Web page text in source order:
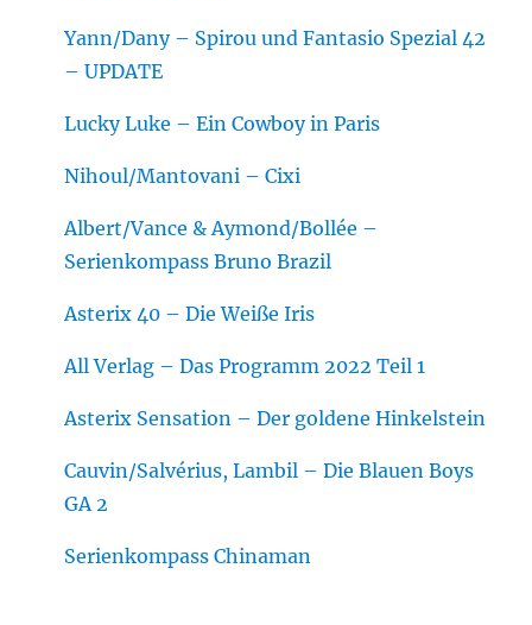
Yann/Dany – Spirou und Fantasio Spezial 42
– UPDATE
Lucky Luke – Ein Cowboy in Paris
Nihoul/Mantovani – Cixi
Albert/Vance & Aymond/Bollée –
Serienkompass Bruno Brazil
Asterix 40 – Die Weiße Iris
All Verlag – Das Programm 2022 Teil 1
Asterix Sensation – Der goldene Hinkelstein
Cauvin/Salvérius, Lambil – Die Blauen Boys
GA 2
Serienkompass Chinaman